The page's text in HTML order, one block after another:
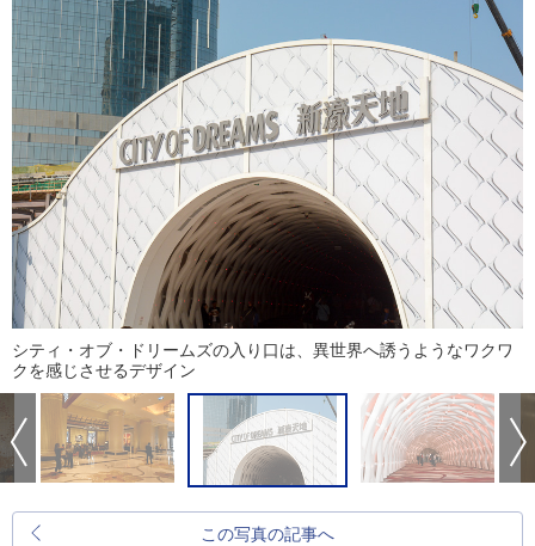
シティ・オブ・ドリームズの入り口は、異世界へ誘うようなワクワ
クを感じさせるデザイン
この写真の記事へ